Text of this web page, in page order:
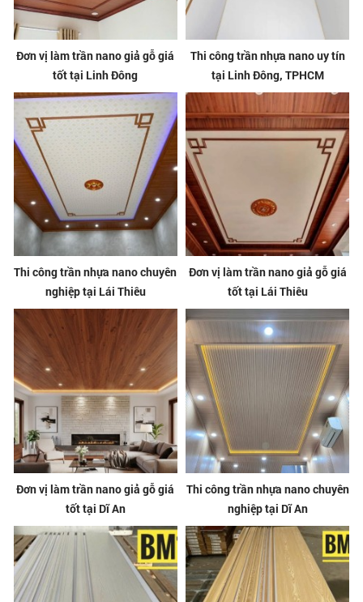
Đơn vị làm trần nano giả gỗ giá
tốt tại Linh Đông
Thi công trần nhựa nano uy tín
tại Linh Đông, TPHCM
Thi công trần nhựa nano chuyên
nghiệp tại Lái Thiêu
Đơn vị làm trần nano giả gỗ giá
tốt tại Lái Thiêu
Đơn vị làm trần nano giả gỗ giá
tốt tại Dĩ An
Thi công trần nhựa nano chuyên
nghiệp tại Dĩ An